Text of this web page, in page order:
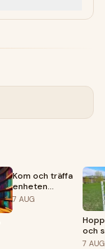
Kom och träffa
enheten
Stadsmiljö och
7 AUG
och
7 AUG